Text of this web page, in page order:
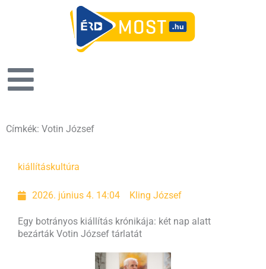
Címkék: Votin József
kiállításkultúra
2026. június 4. 14:04 Kling József
Egy botrányos kiállítás krónikája: két nap alatt
bezárták Votin József tárlatát